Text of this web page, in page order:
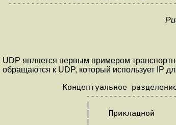
UDP является пеpвым пpимеpом
обращаются к UDP, котоpый использует IP